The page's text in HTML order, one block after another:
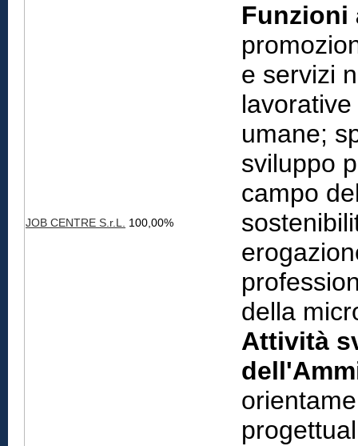
JOB CENTRE S.r.L. 100,00%
e servizi
umane;
sviluppo
campo
della
Attività